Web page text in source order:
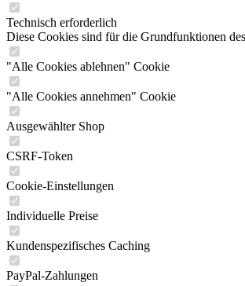
Technisch erforderlich
Diese Cookies sind für die Grundfunktionen
"Alle Cookies ablehnen" Cookie
"Alle Cookies annehmen" Cookie
Ausgewählter Shop
CSRF-Token
Cookie-Einstellungen
Individuelle Preise
Kundenspezifisches Caching
PayPal-Zahlungen